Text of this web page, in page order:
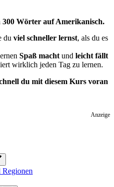
300 Wörter auf Amerikanisch.
du viel schneller lernst, als du es
Spaß macht und leicht fällt
wirklich jeden Tag zu lernen.
du mit diesem Kurs voran
Anzeige
Regionen